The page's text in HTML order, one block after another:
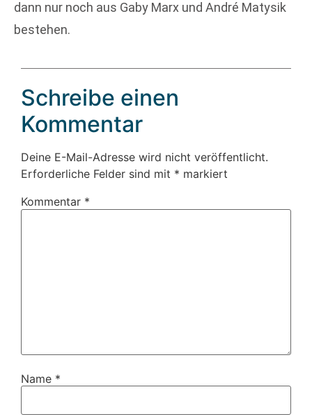
dann nur noch aus Gaby Marx und André Matysik
bestehen.
Schreibe einen
Kommentar
Deine E-Mail-Adresse wird nicht veröffentlicht.
Erforderliche Felder sind mit * markiert
Kommentar *
Name *